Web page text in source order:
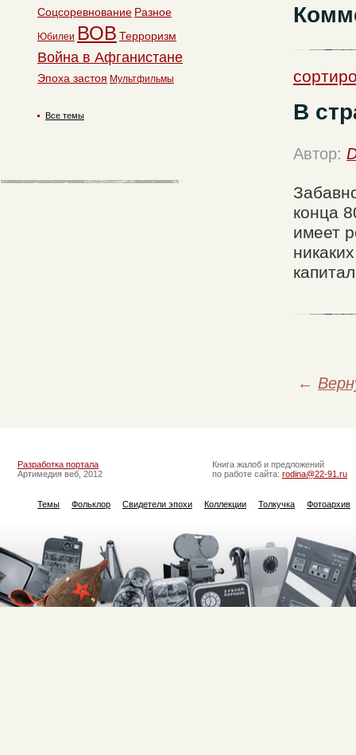
В
Автор:
конца
имеет
←
Соцсоревнование Разное
Юбилеи ВОВ Терроризм
Война в Афганистане
Эпоха застоя Мультфильмы
Все темы
Разработка портала
Артимедия веб, 2012
Книга жалоб и предложений
по работе сайта: rodina@22-91.ru
Темы Фольклор Свидетели эпохи Коллекции Толкучка Фотоархив